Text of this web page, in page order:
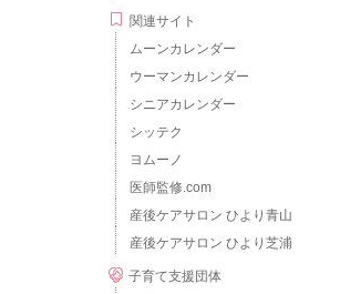
関連サイト
ムーンカレンダー
ウーマンカレンダー
シニアカレンダー
シッテク
ヨムーノ
医師監修.com
産後ケアサロン ひより青山
産後ケアサロン ひより芝浦
子育て支援団体